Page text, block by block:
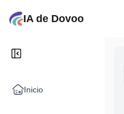
IA de Dovoo
Inicio